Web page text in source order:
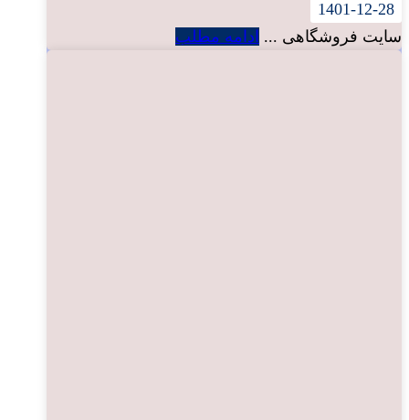
1401-12-28
سایت فروشگاهی ... ادامه مطلب